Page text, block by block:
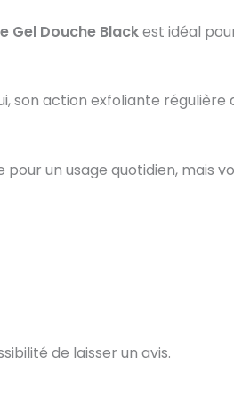
Gel Douche Blackest idéal
son action exfoliante
pour un usage quotidien, mais
de laisser un avis.